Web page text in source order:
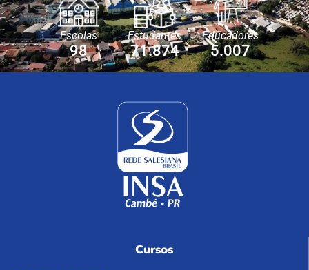
Escolas
98
Estudantes
71.874
Educadores
5.007
Cursos